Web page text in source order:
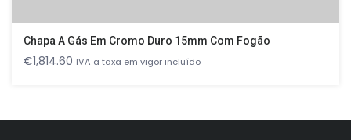
Chapa A Gás Em Cromo Duro 15mm Com Fogão
€1,814.60 IVA a taxa em vigor incluído